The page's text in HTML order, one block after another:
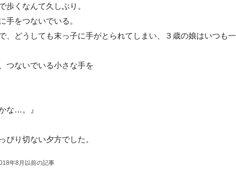
歩くなんて久しぶり。
手をつないでいる。
、どうしても末っ子に手がとられてしまい、３歳の娘はいつも一
つないでいる小さな手を
な…。』
ぴり切ない夕方でした。
年8月以前の記事